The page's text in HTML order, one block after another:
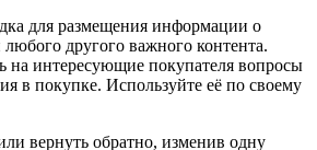
для размещения информации о
любого другого важного контента.
на интересующие покупателя вопросы
в покупке. Используйте её по своему
вернуть обратно, изменив одну